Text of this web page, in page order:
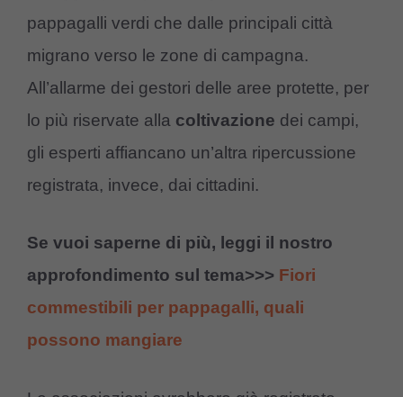
pappagalli verdi che dalle principali città
migrano verso le zone di campagna.
All’allarme dei gestori delle aree protette, per
lo più riservate alla coltivazione dei campi,
gli esperti affiancano un’altra ripercussione
registrata, invece, dai cittadini.
Se vuoi saperne di più, leggi il nostro
approfondimento sul tema>>> Fiori
commestibili per pappagalli, quali
possono mangiare